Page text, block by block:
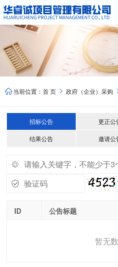
当前位置： 首 页  政府（企业）采购
招标公告 更正公
结果公告 邀请公
ID 公告标题
暂无